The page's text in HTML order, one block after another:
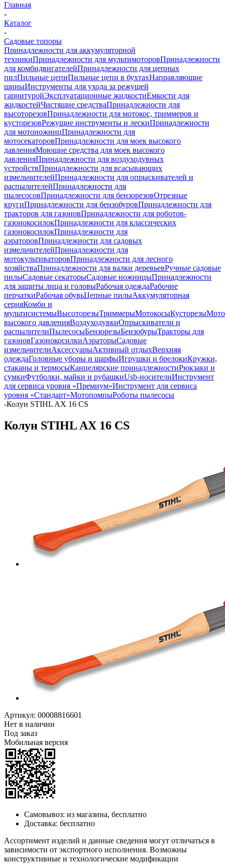
Главная
-
Каталог
-
Садовые топоры
Принадлежности для аккумуляторной
техникиПринадлежности для мультимоторовПринадлежности
для комбидвигателейПринадлежности для цепных
пилПильные цепиПильные цепи в бухтахНаправляющие
шиныИнструменты для ухода за режущей
гарнитуройЭксплуатационные жидкостиЕмкости для
жидкостейЧистящие средстваПринадлежности для
высоторезовПринадлежности для мотокос, триммеров и
кусторезовРежущие инструменты и лескиПринадлежности
для мотоножницПринадлежности для
мотосекаторовПринадлежности для моек высокого
давленияМоющие средства для моек высокого
давленияПринадлежности для воздуходувных
устройствПринадлежности для всасывающих
измельчителейПринадлежности для опрыскивателей и
распылителейПринадлежности для
пылесосовПринадлежности для бензорезовОтрезные
кругиПринадлежности для бензобуровПринадлежности для
тракторов для газоновПринадлежности для роботов-
газонокосилокПринадлежности для классических
газонокосилокПринадлежности для
аэраторовПринадлежности для садовых
измельчителейПринадлежности для
мотокультиваторовПринадлежности для лесного
хозяйстваПринадлежности для валки деревьевРучные садовые
пилыСадовые секаторыСадовые ножницыПринадлежности
для защиты лица и головыРабочая одеждаРабочие
перчаткиРабочая обувьЦепные пилыАккумуляторная
серияКомби и
мультисистемыВысоторезыТриммерыМотокосыКусторезы
высокого давленияВоздуходувкиОпрыскиватели и
распылителиПылесосыБензорезыБензобурыТракторы для
газоновГазонокосилкиАэраторыСадовые
измельчителиАксессуарыАктивный отдыхВерхняя
одеждаГоловные уборы и шарфыИгрушки и брелокиКружки,
стаканы и термосыКанцелярские принадлежностиРюкзаки и
сумкиФутболки, майки и рубашкиUsb-носителиИнструмент
для сервиса уровня «Премиум»Инструмент для сервиса
уровня «Стандарт»МотопомпыРоботы пылесосы
-Колун STIHL AX 16 CS
Колун STIHL AX 16 CS
Артикул: 00008816601
Нет в наличии
Под заказ
Мобильная версия
Самовывоз: из магазина, бесплатно
Доставка: бесплатно
Ассортимент изделий и данные сведения могут отличаться в
зависимости от экспортного исполнения. Возможны
конструктивные и технологические модификации